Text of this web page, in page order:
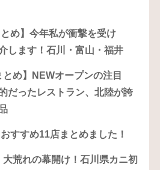
め】今年私が衝撃を受け
します！石川・富山・福井
とめ】NEWオープンの注目
だったレストラン、北陸が誇
すすめ11店まとめました！
大荒れの幕開け！石川県カニ初